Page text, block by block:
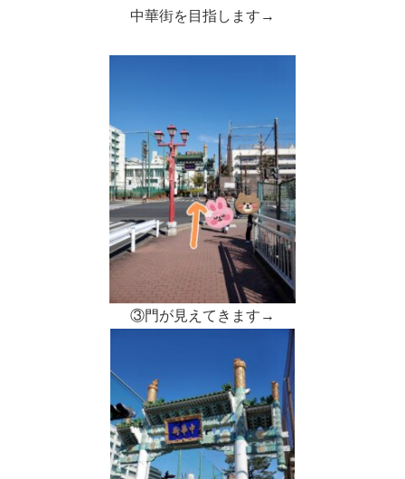
中華街を目指します→
③門が見えてきます→